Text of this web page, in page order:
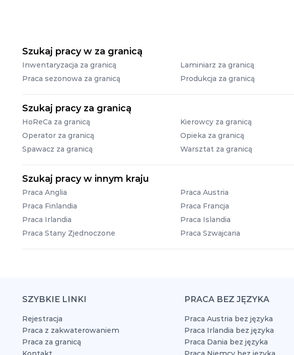
Szukaj pracy w za granicą
Inwentaryzacja za granicą Laminiarz za granicą
Praca sezonowa za granicą
Produkcja za granicą
Szukaj pracy za granicą
HoReCa za granicą Kierowcy za granicą
Operator za granicą
Opieka za granicą
Spawacz za granicą
Warsztat za granicą
Szukaj pracy w innym kraju
Praca Anglia Praca Austria
Praca Finlandia
Praca Francja
Praca Irlandia
Praca Islandia
Praca Stany Zjednoczone
Praca Szwajcaria
SZYBKIE LINKI
Rejestracja
Praca z zakwaterowaniem
Praca za granicą
PRACA BEZ JĘZYKA
Praca Austria bez języka
Praca Irlandia bez języka
Praca Dania bez języka